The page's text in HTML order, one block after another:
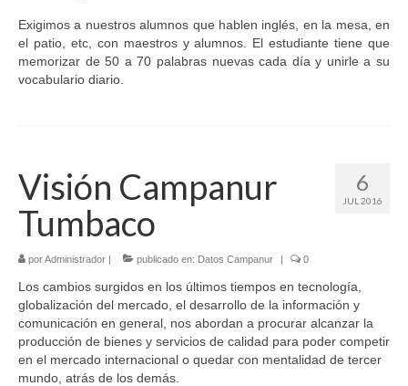
Exigimos a nuestros alumnos que hablen inglés, en la mesa, en
el patio, etc, con maestros y alumnos. El estudiante tiene que
memorizar de 50 a 70 palabras nuevas cada día y unirle a su
vocabulario diario.
6
JUL 2016
Visión Campanur
Tumbaco
porAdministrador | publicado en: Datos Campanur | 0
Los cambios surgidos en los últimos tiempos en tecnología,
globalización del mercado, el desarrollo de la información y
comunicación en general, nos abordan a procurar alcanzar la
producción de bienes y servicios de calidad para poder competir
en el mercado internacional o quedar con mentalidad de tercer
mundo, atrás de los demás.